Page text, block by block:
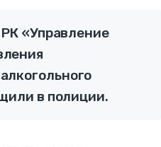
«Управление
в полиции.